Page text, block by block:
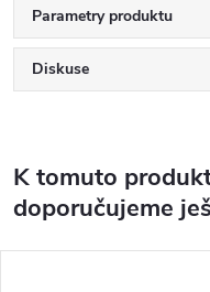
Parametry produktu
Diskuse
K tomuto
doporučujeme